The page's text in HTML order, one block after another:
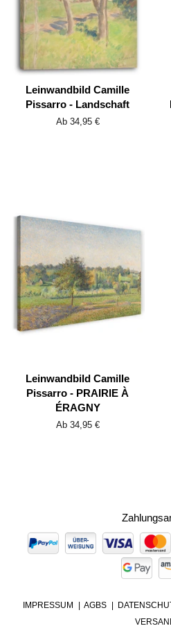
Leinwandbild Camille
Pissarro - Landschaft
Ab 34,95 €
Leinwandbild Camille
Pissarro - PRAIRIE À
ÉRAGNY
Ab 34,95 €
IMPRESSUM AGBS